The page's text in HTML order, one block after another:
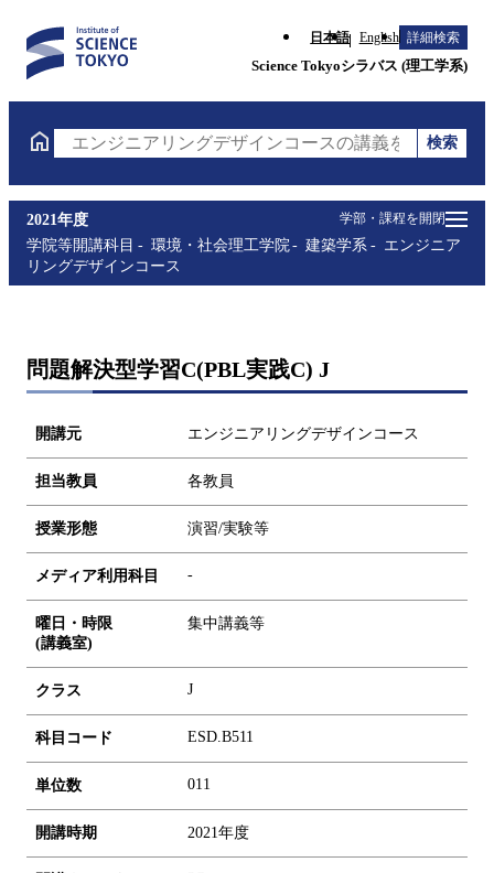
日本語 English 詳細検索
Science Tokyoシラバス (理工学系)
エンジニアリングデザインコースの講義を検索（講
検索
学部・課程を開閉
2021年度
学院等開講科目
環境・社会理工学院 建築学系
エンジニア
リングデザインコース
問題解決型学習C(PBL実践C) J
開講元 エンジニアリングデザインコース
担当教員 各教員
授業形態 演習/実験等
メディア利用科目 -
曜日・時限
(講義室)
集中講義等
クラス J
科目コード ESD.B511
単位数 01 1
開講時期 2021年度